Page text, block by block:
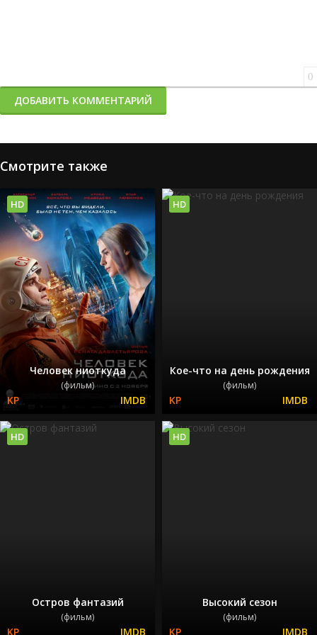
0
ДОБАВИТЬ КОММЕНТАРИЙ
Смотрите также
Человек ниоткуда
(фильм)
HD
Кое-что на день рождения
(фильм)
HD
Остров фантазий
(фильм)
HD
Высокий сезон
(фильм)
HD